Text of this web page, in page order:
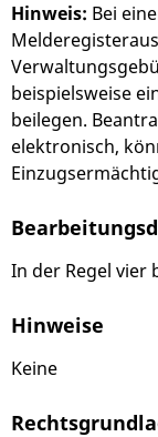
Hinweis: Bei
beispielsweise
beilegen.
elektronisch,
In der Regel vier
Hinweise
Keine